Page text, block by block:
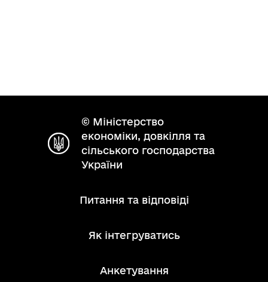
© Міністерство
економіки, довкілля та
сільського господарства
України
Питання та відповіді
Як інтегруватись
Анкетування